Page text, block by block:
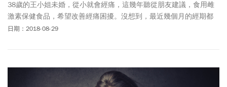
38歲的王小姐未婚，從小就會經痛，這幾年聽從朋友建議，食用雌
激素保健食品，希望改善經痛困擾。沒想到，最近幾個月的經期都
長達8、9天，原以為是工作壓力大、內分泌失調，就醫才知是子宮
日期：2018-08-29